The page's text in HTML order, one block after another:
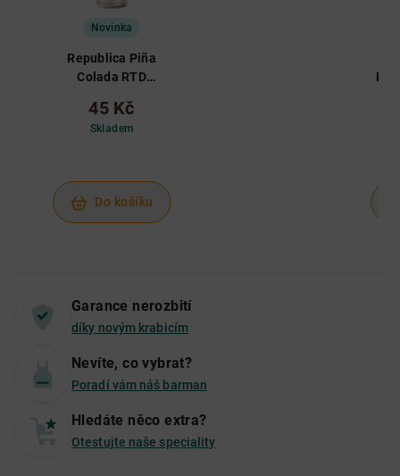
Novinka
Republica Piña
Colada RTD
45 Kč
Skladem
Do košíku
Garance nerozbití
díky novým krabicím
Nevíte, co vybrat?
Poradí vám náš barman
Hledáte něco extra?
Otestujte naše speciality